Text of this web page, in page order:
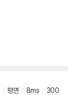
/ 평면 / 8ms / 300